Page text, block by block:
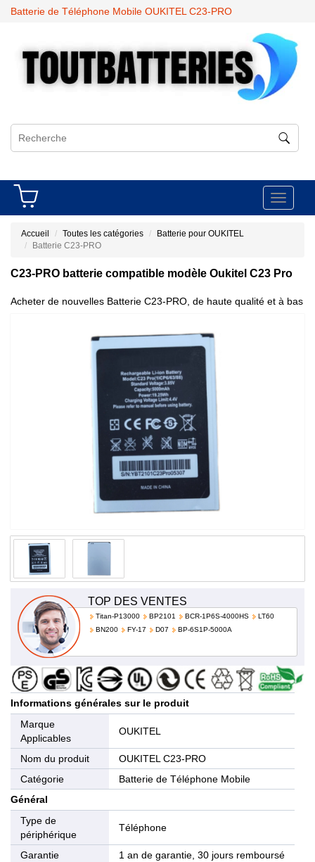
Batterie de Téléphone Mobile OUKITEL C23-PRO
Toggle
Accueil Toutes les catégories
Batterie pour OUKITEL
Batterie C23-PRO
C23-PRO batterie compatible modèle Oukitel C23 Pro
Acheter de nouvelles Batterie C23-PRO, de haute qualité et à bas
TOP DES VENTES
Titan-P13000 BP2101 BCR-1P6S-4000HS
LT60
BN200
FY-17 D07 BP-6S1P-5000A
Informations générales sur le produit
Marque
Applicables
OUKITEL
Nom du produit
OUKITEL C23-PRO
Catégorie
Batterie de Téléphone Mobile
Général
Type de
périphérique
Téléphone
Garantie
1 an de garantie, 30 jours remboursé